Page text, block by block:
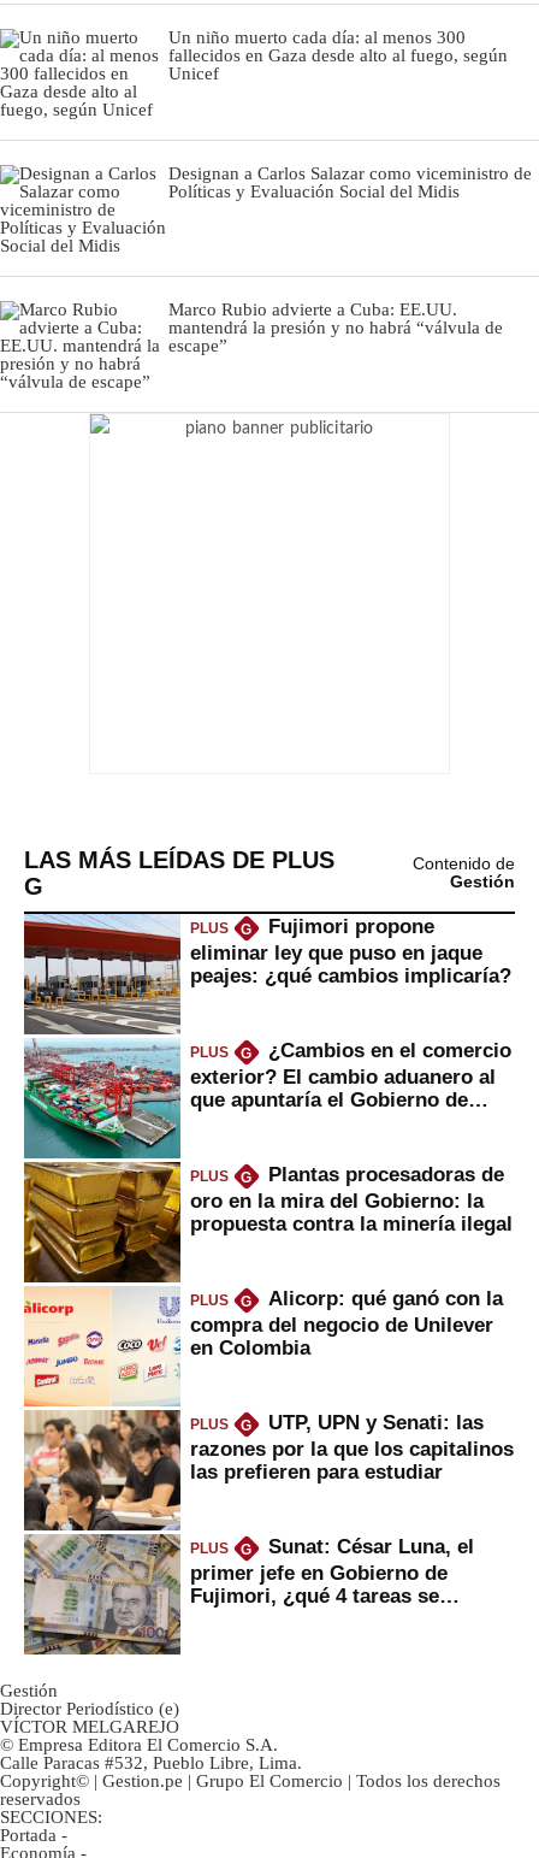
Un niño muerto cada día: al menos 300
fallecidos en Gaza desde alto al fuego, según
Unicef
Designan a Carlos Salazar como viceministro de
Políticas y Evaluación Social del Midis
Marco Rubio advierte a Cuba: EE.UU.
mantendrá la presión y no habrá “válvula de
escape”
LAS MÁS LEÍDAS DE PLUS
G
Contenido de
Gestión
PLUS G
Fujimori propone
eliminar ley que puso en jaque
peajes: ¿qué cambios implicaría?
PLUS G
¿Cambios en el comercio
exterior? El cambio aduanero al
que apuntaría el Gobierno de
PLUS G
Plantas procesadoras de
oro en la mira del Gobierno: la
propuesta contra la minería ilegal
PLUS G
Alicorp: qué ganó con la
compra del negocio de Unilever
en Colombia
PLUS G
UTP, UPN y Senati: las
razones por la que los capitalinos
las prefieren para estudiar
PLUS G
Sunat: César Luna, el
primer jefe en Gobierno de
Fujimori, ¿qué 4 tareas se
Gestión
Director Periodístico (e)
VÍCTOR MELGAREJO
© Empresa Editora El Comercio S.A.
Calle Paracas #532, Pueblo Libre, Lima.
Copyright© | Gestion.pe | Grupo El Comercio | Todos los derechos
reservados
SECCIONES:
Portada -
Economía -